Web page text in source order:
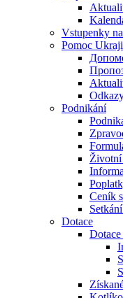
Vstupenky
Pomoc
Podnikání
Životní
Ceník
Dotace